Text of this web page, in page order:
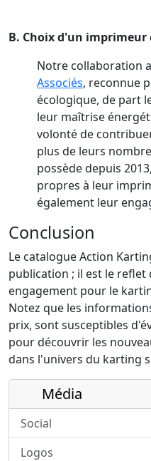
B. Choix d'un imprimeur
Notre collaboration
Associés, reconnue
écologique, de part
leur maîtrise
volonté de
plus de leurs
possède depuis 2013,
propres à leur
également leur
Conclusion
Le catalogue Action
publication ; il est le
engagement pour le
Notez que les
prix, sont susceptibles
pour découvrir les
dans l'univers du karting
Média
Social
Logos